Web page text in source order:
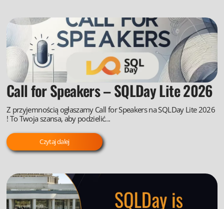
Call for Speakers – SQLDay Lite 2026
Z przyjemnością ogłaszamy Call for Speakers na SQLDay Lite 2026
! To Twoja szansa, aby podzielić...
Czytaj dalej